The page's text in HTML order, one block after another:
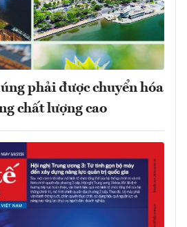
phải được chuyển hóa
chất lượng cao